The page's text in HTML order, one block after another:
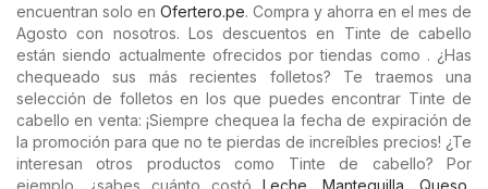
encuentran solo en Ofertero.pe. Compra y ahorra en el mes de
Agosto con nosotros. Los descuentos en Tinte de cabello
están siendo actualmente ofrecidos por tiendas como . ¿Has
chequeado sus más recientes folletos? Te traemos una
selección de folletos en los que puedes encontrar Tinte de
cabello en venta: ¡Siempre chequea la fecha de expiración de
la promoción para que no te pierdas de increíbles precios! ¿Te
interesan otros productos como Tinte de cabello? Por
ejemplo, ¿sabes cuánto costó Leche Mantequilla Queso